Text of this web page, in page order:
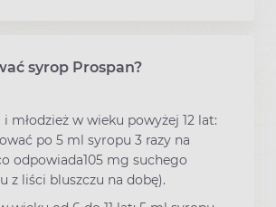
syrop Prospan?
młodzież w wieku powyżej 12 lat:
po 5 ml syropu 3 razy na
odpowiada105 mg suchego
z liści bluszczu na dobę).